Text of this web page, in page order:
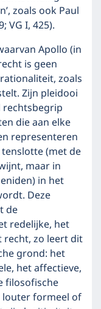
zoals ook Paul
VG I, 425).
Apollo (in
is geen
zoals
Zijn pleidooi
die aan elke
representeren
(met de
maar in
in het
Deze
de
redelijke, het
recht, zo leert dit
grond: het
het affectieve,
filosofische
formeel of